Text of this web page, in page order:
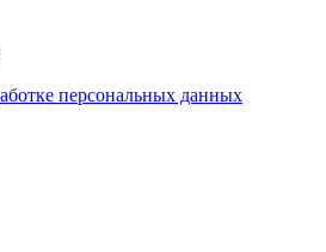
персональных данных